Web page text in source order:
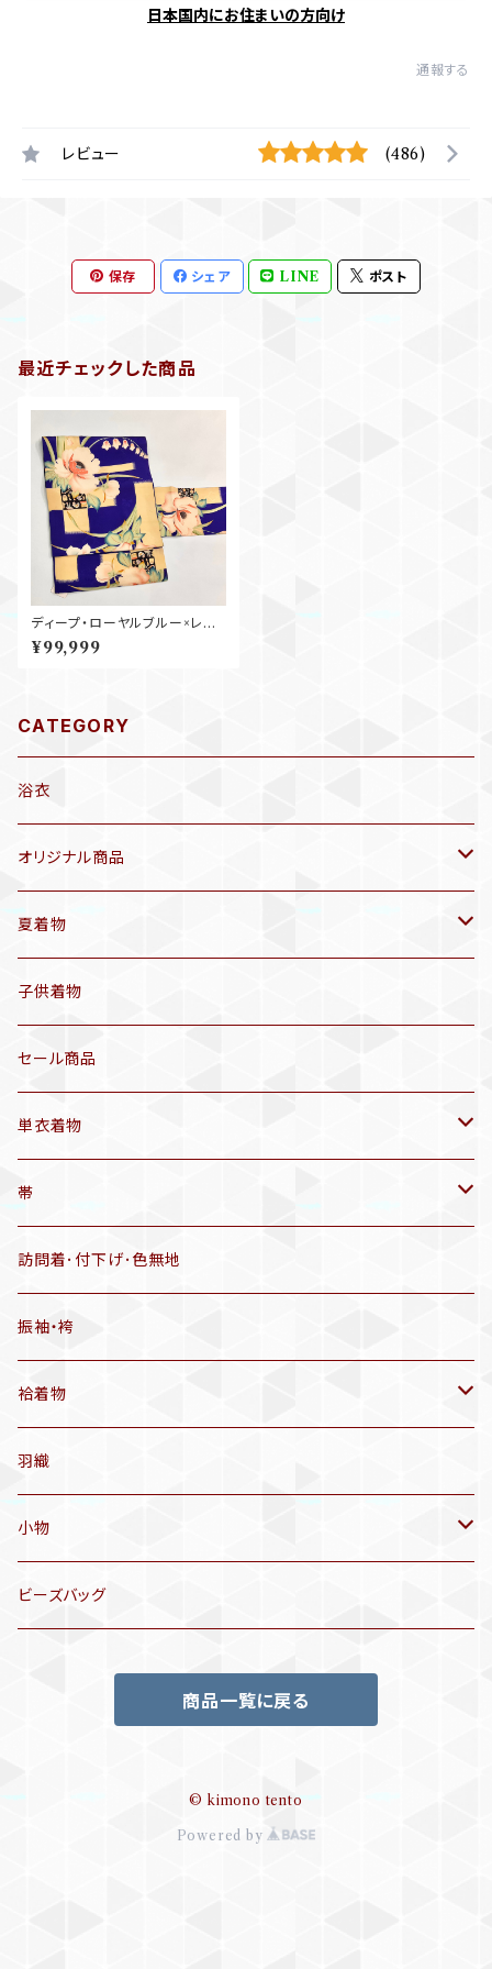
日本国内にお住まいの方向け
通報する
レビュー (486)
保存 シェア LINE ポスト
最近チェックした商品
ディープ・ローヤルブルー×レモ
ン・フィズ レトロフラワー＊アン
ティーク仕立て替え名古屋帯 0
¥99,999
CATEGORY
浴衣
オリジナル商品
袷着物(10〜5月頃)
セオα 着物(5〜9月頃)
三分紐
帯揚げ
羽織
半幅帯
有松絞り浴衣(6～9月頃)
夏着物
アンティーク着物
リサイクル着物
子供着物
セール商品
単衣着物
アンティーク着物
リサイクル着物
帯
リサイクル帯
アンティーク帯
アンティーク仕立てかえ帯
名古屋帯
洒落袋帯
袋帯
訪問着･付下げ･色無地
振袖・袴
袷着物
アンティーク着物
リサイクル着物
訪問着、付下げ、色無地
リサイクル色無地
羽織
小物
帯揚げ
ビーズバッグ
商品一覧に戻る
© kimono tento
Powered by